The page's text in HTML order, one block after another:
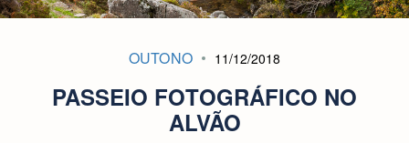
OUTONO 11/12/2018
PASSEIO FOTOGRÁFICO NO
ALVÃO